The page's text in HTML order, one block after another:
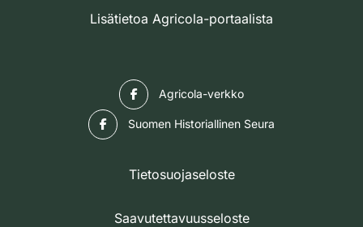
Lisätietoa Agricola-portaalista
Agricola-verkko
Suomen Historiallinen Seura
Tietosuojaseloste
Saavutettavuusseloste